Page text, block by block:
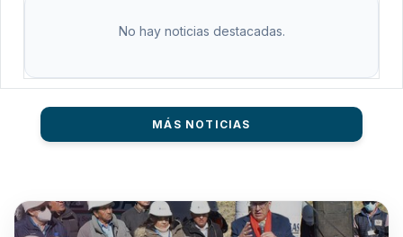
No hay noticias destacadas.
MÁS NOTICIAS